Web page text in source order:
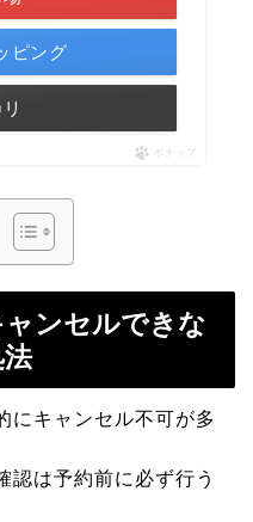
ピング
ポチップ
ンセルできな
にキャンセル不可が多
認は予約前に必ず行う